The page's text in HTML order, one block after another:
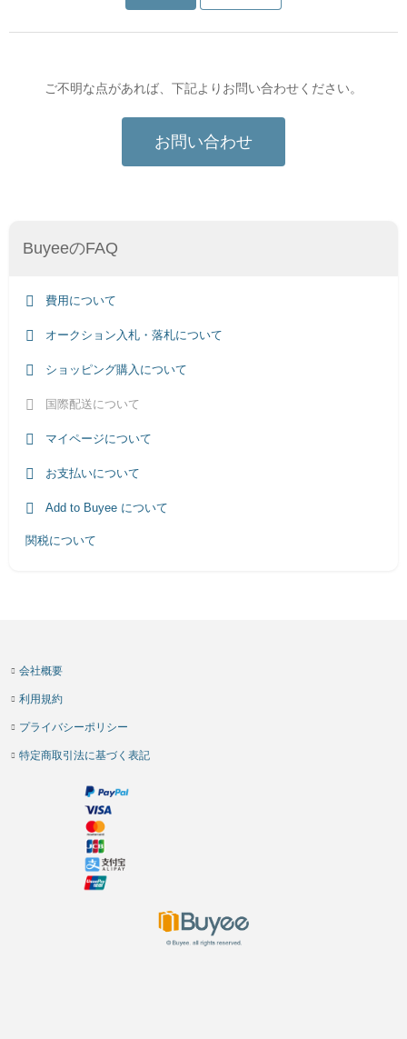
BuyeeのFAQ
費用について
オークション入札・落札について
ショッピング購入について
国際配送について
マイページについて
お支払いについて
Add to Buyee について
関税について
ご不明な点があれば、下記よりお問い合わせください。
お問い合わせ
会社概要
利用規約
プライバシーポリシー
特定商取引法に基づく表記